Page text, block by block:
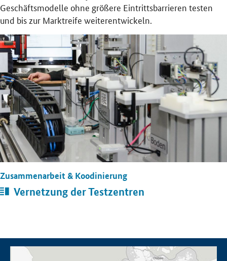
Geschäftsmodelle ohne größere Eintrittsbarrieren testen
und bis zur Marktreife weiterentwickeln.
Zusammenarbeit & Koodinierung
Artikel:
Vernetzung der Testzentren
Öffnet Einzelsicht